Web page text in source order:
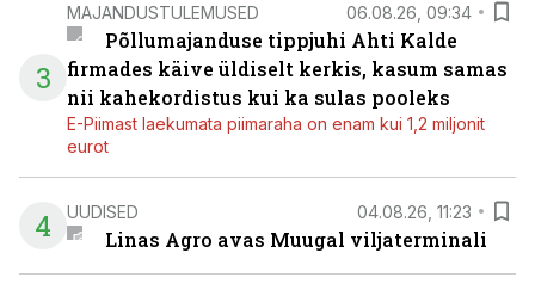
3
MAJANDUSTULEMUSED 06.08.26, 09:34
Põllumajanduse tippjuhi Ahti Kalde
firmades käive üldiselt kerkis, kasum samas
nii kahekordistus kui ka sulas pooleks
E-Piimast laekumata piimaraha on enam kui 1,2 miljonit
eurot
4 UUDISED 04.08.26, 11:23
Linas Agro avas Muugal viljaterminali